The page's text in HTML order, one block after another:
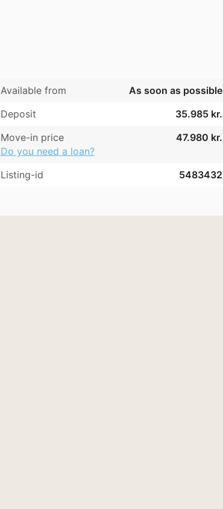
Available from
As soon as possible
Deposit
35.985 kr.
Move-in price
47.980 kr.
Do you need a loan?
Listing-id 5483432